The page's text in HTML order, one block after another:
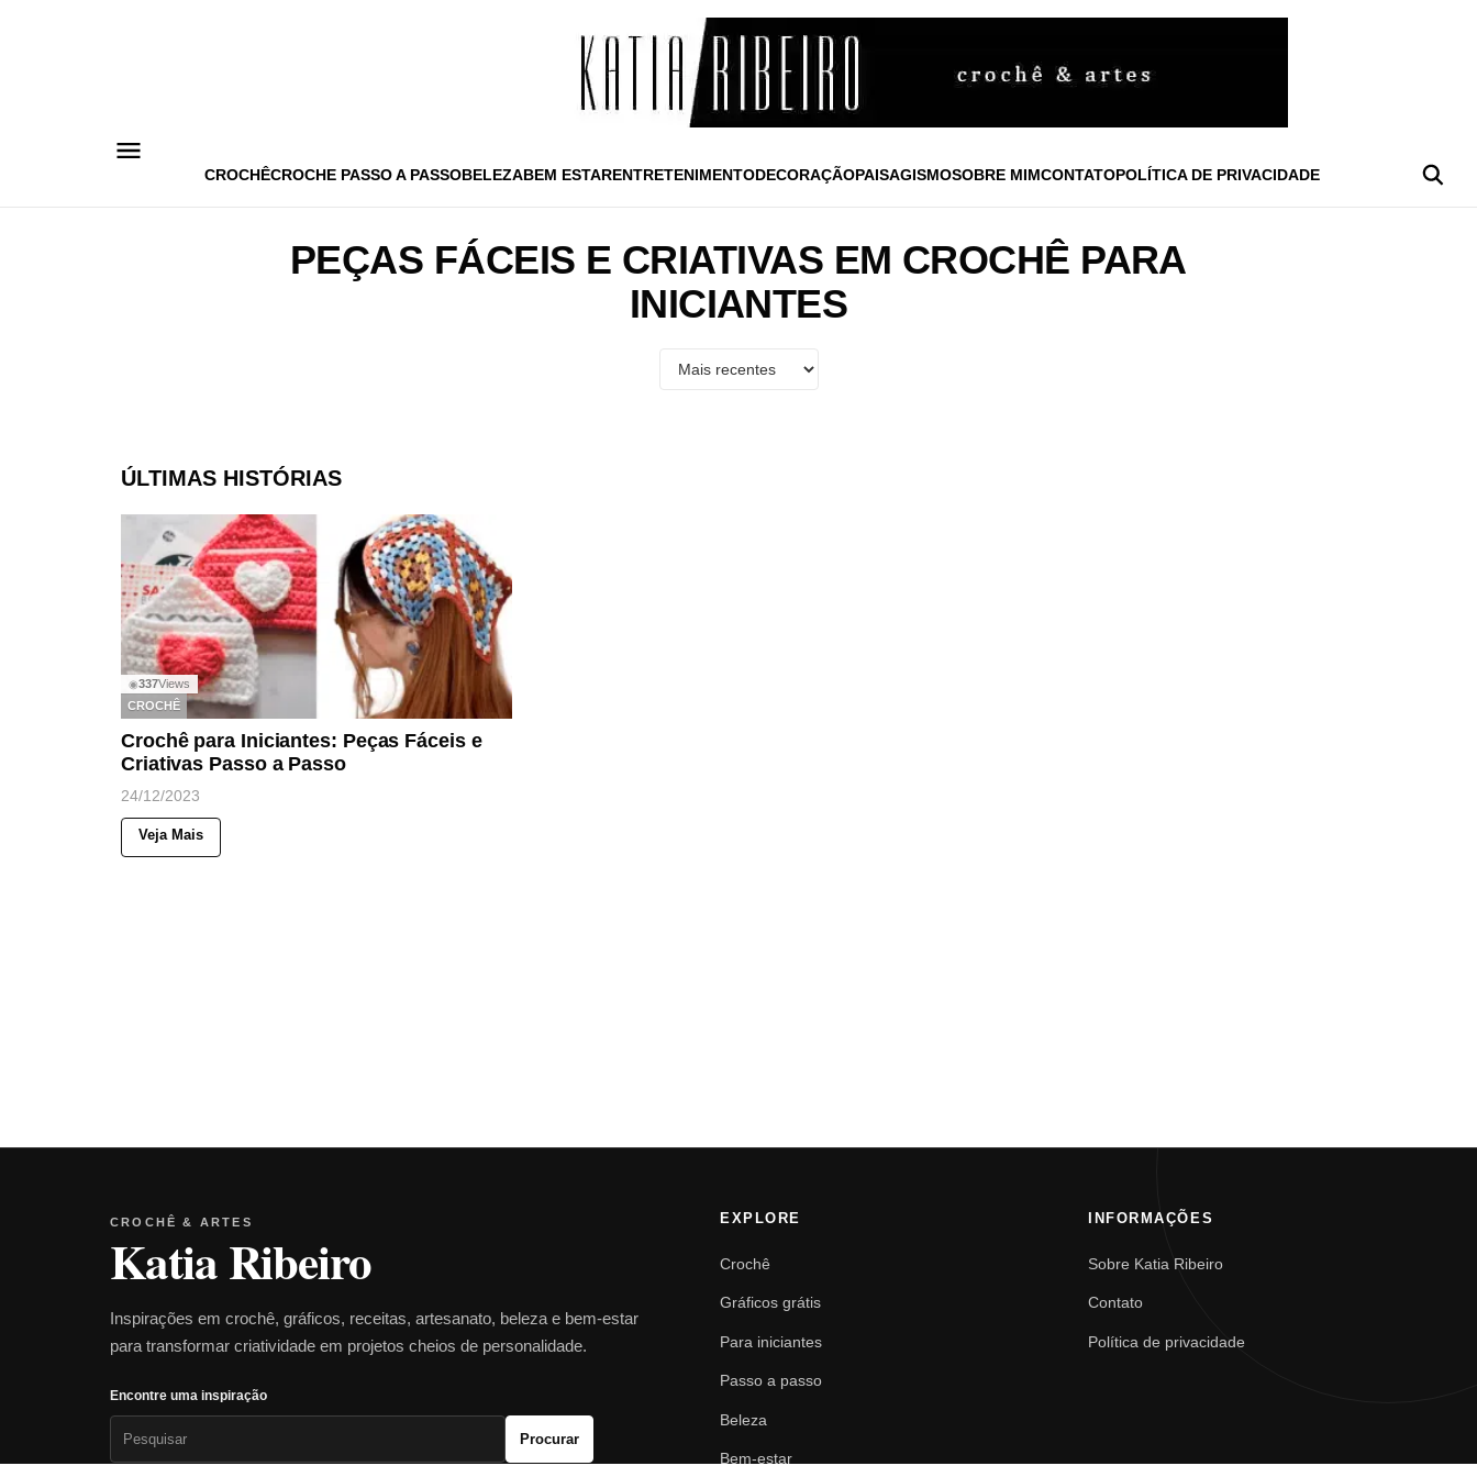
CROCHÊCROCHE PASSO A PASSOBELEZABEM ESTARENTRETENIMENTODECORAÇÃOPAISAGISMOSOBRE MIMCONTATOPOLÍTICA DE PRIVACIDADE
PEÇAS FÁCEIS E CRIATIVAS EM CROCHÊ PARA
INICIANTES
ÚLTIMAS HISTÓRIAS
◉337Views
CROCHÊ
Crochê para Iniciantes: Peças Fáceis e
Criativas Passo a Passo
24/12/2023
Veja Mais
CROCHÊ & ARTES
Katia Ribeiro
Inspirações em crochê, gráficos, receitas, artesanato, beleza e bem-estar
para transformar criatividade em projetos cheios de personalidade.
Encontre uma inspiração
Procurar
EXPLORE
Crochê
Gráficos grátis
Para iniciantes
Passo a passo
Beleza
Bem-estar
INFORMAÇÕES
Sobre Katia Ribeiro
Contato
Política de privacidade